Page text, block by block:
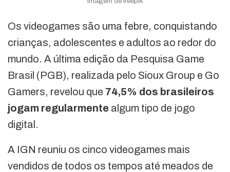
Os videogames são uma febre, conquistando
crianças, adolescentes e adultos ao redor do
mundo. A última edição da Pesquisa Game
Brasil (PGB), realizada pelo Sioux Group e Go
Gamers, revelou que 74,5% dos brasileiros
jogam regularmente algum tipo de jogo
digital.
A IGN reuniu os cinco videogames mais
vendidos de todos os tempos até meados de